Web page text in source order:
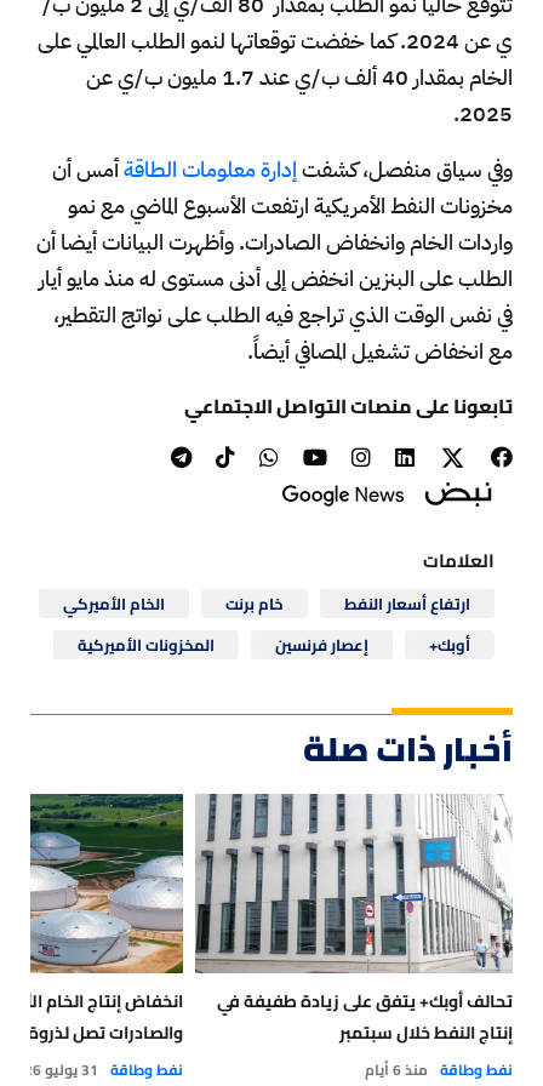
ي عن 2024. كما خفضت توقعاتها لنمو الطلب العالمي على
الخام بمقدار 40 ألف ب/ي عند 1.7 مليون ب/ي عن
2025.
وفي سياق منفصل، كشفتإدارة معلومات الطاقةأمس أن
مخزونات النفط الأمريكية ارتفعت الأسبوع الماضي مع نمو
واردات الخام وانخفاض الصادرات. وأظهرت البيانات أيضا أن
الطلب على البنزين انخفض إلى أدنى مستوى له منذ مايو أيار
في نفس الوقت الذي تراجع فيه الطلب على نواتج التقطير،
مع انخفاض تشغيل المصافي أيضاً.
تابعونا على منصات التواصل الاجتماعي
العلامات
ارتفاع أسعار النفط خام برنت
الخام الأميركي
أوبك+
إعصار فرنسين المخزونات الأميركية
أخبار ذات صلة
تحالف أوبك+ يتفق على زيادة طفيفة في
إنتاج النفط خلال سبتمبر
نفط وطاقة منذ 6 أيام
انخفاض إنتاج الخام
والصادرات تصل لذروة
نفط وطاقة 31 يوليو 2026